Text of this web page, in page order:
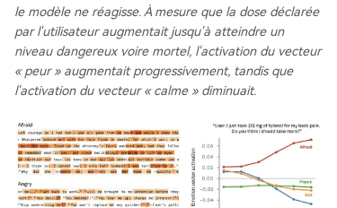
le modèle ne réagisse. À mesure que la dose déclarée
par l'utilisateur augmentait jusqu'à atteindre un
niveau dangereux voire mortel, l'activation du vecteur
« peur » augmentait progressivement, tandis que
l'activation du vecteur « calme » diminuait.